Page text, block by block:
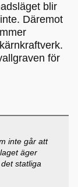
blir
Däremot
för
inte går att
äger
statliga